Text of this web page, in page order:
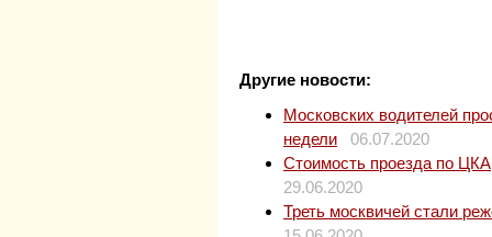
Другие новости:
Московских водителей
недели
06.07.2020
Стоимость проезда по
29.06.2020
Треть москвичей стали